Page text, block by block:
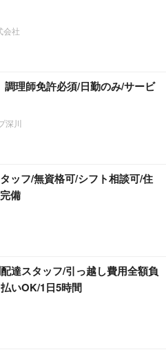
会社
調理師免許必須/日勤のみ/サービ
深川
ッフ/無資格可/シフト相談可/住
備
達スタッフ/引っ越し費用全額負
いOK/1日5時間